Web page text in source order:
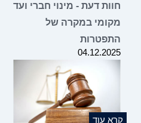
חוות דעת - מינוי חברי ועד
מקומי במקרה של
התפטרות
04.12.2025
קרא עוד